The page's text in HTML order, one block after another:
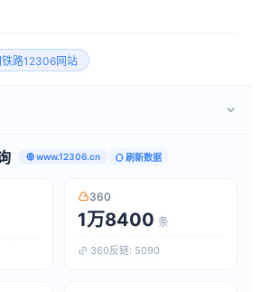
铁路12306网站
www.12306.cn 刷新数据
360
1万8400 条
360反链: 5090